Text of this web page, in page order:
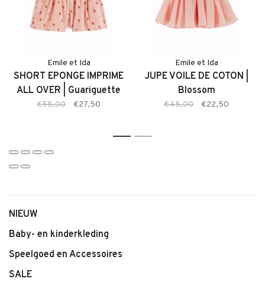
• Opdruk met Fruit thema
• Lichte kleur Roze
• Geschikt voor dagelijks gebruik en speciale momenten
Emile et Ida valt qua maat wat kleiner. Ons advies is dan ook
een maat groter te bestellen.
Emile et Ida
SHORT EPONGE IMPRIME
ALL OVER | Guariguette
€55,00 €27,50
Emile et Ida
JUPE VOILE DE COTON |
Blossom
€45,00 €22,50
1 2
NIEUW
Baby- en kinderkleding
Speelgoed en Accessoires
SALE